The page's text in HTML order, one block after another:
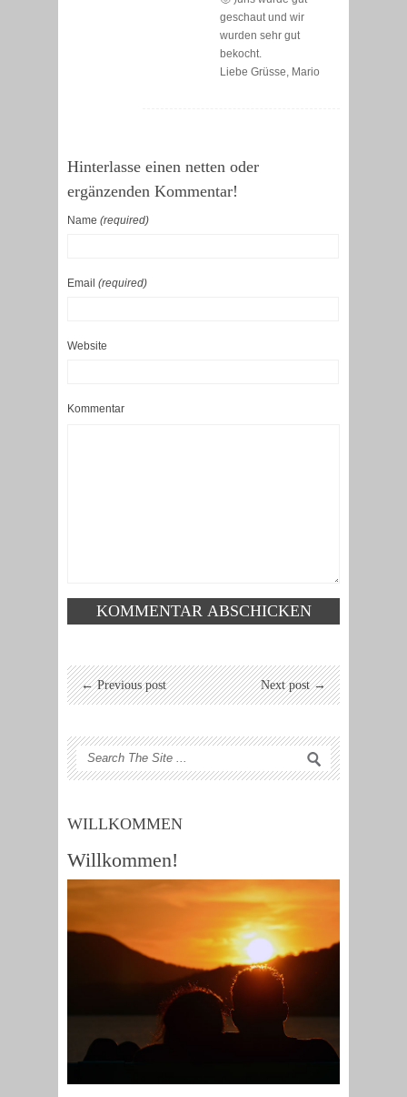
geschaut und wir
wurden sehr gut
bekocht.
Liebe Grüsse, Mario
Hinterlasse einen netten oder
ergänzenden Kommentar!
Name (required)
Email (required)
Website
Kommentar
← Previous post Next post →
WILLKOMMEN
Willkommen!